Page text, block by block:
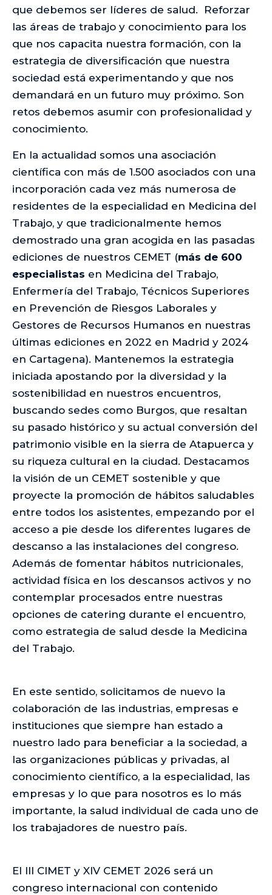
que debemos ser líderes de salud. Reforzar
las áreas de trabajo y conocimiento para los
que nos capacita nuestra formación, con la
estrategia de diversificación que nuestra
sociedad está experimentando y que nos
demandará en un futuro muy próximo. Son
retos debemos asumir con profesionalidad y
conocimiento.
En la actualidad somos una asociación
científica con más de 1.500 asociados con una
incorporación cada vez más numerosa de
residentes de la especialidad en Medicina del
Trabajo, y que tradicionalmente hemos
demostrado una gran acogida en las pasadas
ediciones de nuestros CEMET (más de 600
especialistas en Medicina del Trabajo,
Enfermería del Trabajo, Técnicos Superiores
en Prevención de Riesgos Laborales y
Gestores de Recursos Humanos en nuestras
últimas ediciones en 2022 en Madrid y 2024
en Cartagena). Mantenemos la estrategia
iniciada apostando por la diversidad y la
sostenibilidad en nuestros encuentros,
buscando sedes como Burgos, que resaltan
su pasado histórico y su actual conversión del
patrimonio visible en la sierra de Atapuerca y
su riqueza cultural en la ciudad. Destacamos
la visión de un CEMET sostenible y que
proyecte la promoción de hábitos saludables
entre todos los asistentes, empezando por el
acceso a pie desde los diferentes lugares de
descanso a las instalaciones del congreso.
Además de fomentar hábitos nutricionales,
actividad física en los descansos activos y no
contemplar procesados entre nuestras
opciones de catering durante el encuentro,
como estrategia de salud desde la Medicina
del Trabajo.
En este sentido, solicitamos de nuevo la
colaboración de las industrias, empresas e
instituciones que siempre han estado a
nuestro lado para beneficiar a la sociedad, a
las organizaciones públicas y privadas, al
conocimiento científico, a la especialidad, las
empresas y lo que para nosotros es lo más
importante, la salud individual de cada uno de
los trabajadores de nuestro país.
El III CIMET y XIV CEMET 2026 será un
congreso internacional con contenido